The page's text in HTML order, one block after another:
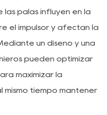
las palas influyen en la
el impulsor y afectan la
un diseño y una
pueden optimizar
maximizar la
mismo tiempo mantener